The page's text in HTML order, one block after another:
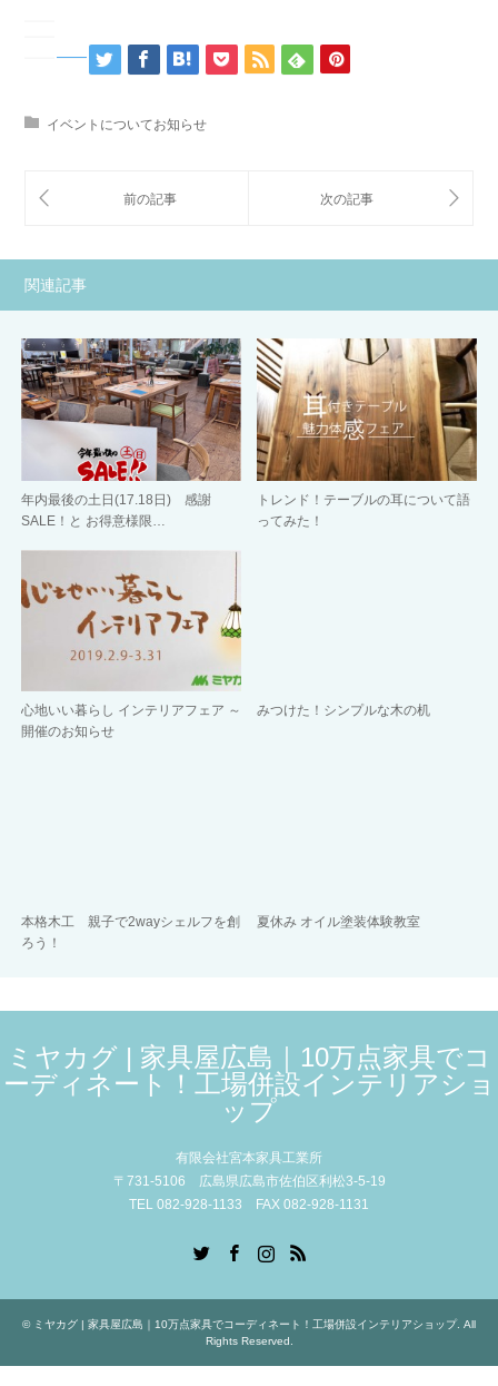
イベントについてお知らせ
関連記事
年内最後の土日(17.18日) 感謝
SALE！と お得意様限…
トレンド！テーブルの耳について語
ってみた！
心地いい暮らし インテリアフェア ～
開催のお知らせ
みつけた！シンプルな木の机
本格木工 親子で2wayシェルフを創
ろう！
夏休み オイル塗装体験教室
ミヤカグ | 家具屋広島｜10万点家具でコ
ーディネート！工場併設インテリアショ
ップ
有限会社宮本家具工業所
〒731-5106 広島県広島市佐伯区利松3-5-19
TEL 082-928-1133 FAX 082-928-1131
RSS
© ミヤカグ | 家具屋広島｜10万点家具でコーディネート！工場併設インテリアショップ. All
Rights Reserved.